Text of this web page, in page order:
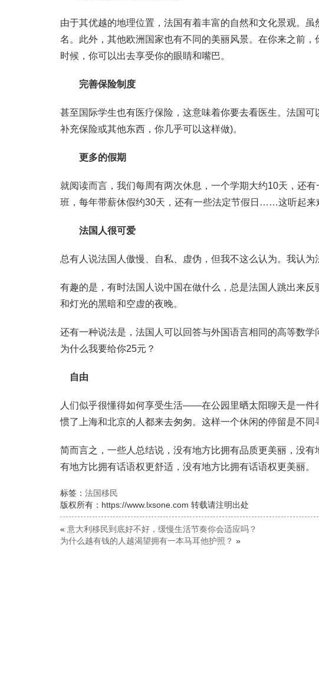
由于其优越的地理位置，法国有着丰富的自然和文化景观。
名。此外，其他欧洲国家也有不同的美丽风景。在你来之前
时候，你可以出去享受你的眼睛和嘴巴。
完善保险制度
甚至国际学生也有医疗保险，这意味着你要去看医生。法国
补充保险或其他东西，你几乎可以这样做)。
更多的假期
就阅读而言，我们每周有两次休息，一个学期大约10天，还
班，每年带薪休假约30天，还有一些法定节假日……这听起来
法国人很可爱
总有人说法国人傲慢、自私、虚伪，但我不这么认为。我认为
有趣的是，有时法国人说中国在做什么，总是法国人跳出来
和灯光的黑暗和空虚的夜晚。
还有一种说法是，法国人可以回答与外国语言相同的高等数
为什么我要给你25元？
自由
人们似乎很懂得如何享受生活——在公园里晒太阳聊天是一件
惯了上海和北京的人都来去匆匆。这样一个休闲的停留是不同
简而言之，一些人总结说，没有地方比拥有品质更美丽，没
有地方比拥有话语权更舒适，没有地方比拥有话语权更美丽。
标签： 法国移民
版权所有：https://www.lxsone.com 转载请注明出处
« 意大利移民到底好不好，缓慢生活节奏你会适应吗？
为什么越有钱的人越渴望拥有一本马耳他护照？ »